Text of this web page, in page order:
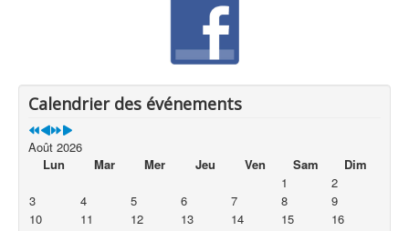
Calendrier des événements
Août 2026
Lun
Mar Mer Jeu Ven Sam
Dim
1
2
3
4 5 6 7 8
9
10
11 12 13 14 15
16